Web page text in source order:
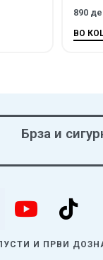
890
ВО
Брза и
И ПРВИ